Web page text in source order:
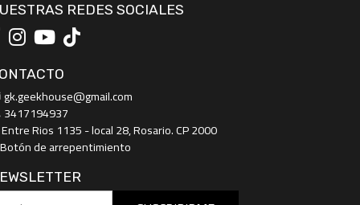
REDES SOCIALES
gk.geekhouse@gmail.com
3417194937
Entre Rios 1135 - local 28, Rosario. CP 2000
de arrepentimiento